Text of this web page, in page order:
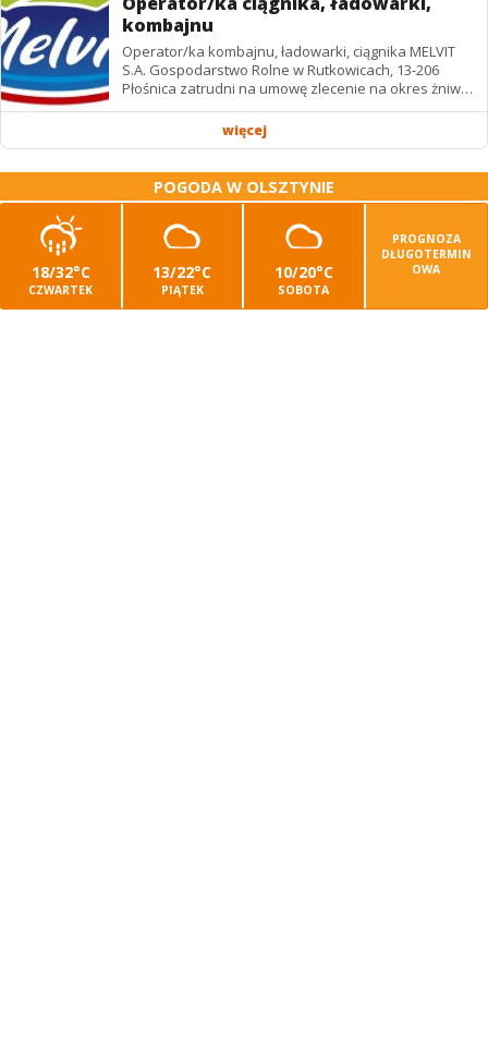
kombajnu
Operator/ka kombajnu, ładowarki, ciągnika MELVIT
S.A. Gospodarstwo Rolne w Rutkowicach, 13-206
Płośnica zatrudni na umowę zlecenie na okres żniw: -
operatora/kę kombajnu z uprawnieniami -...
więcej
POGODA W OLSZTYNIE
18/32°C
CZWARTEK
13/22°C
PIĄTEK
10/20°C
SOBOTA
PROGNOZA
DŁUGOTERMIN
OWA